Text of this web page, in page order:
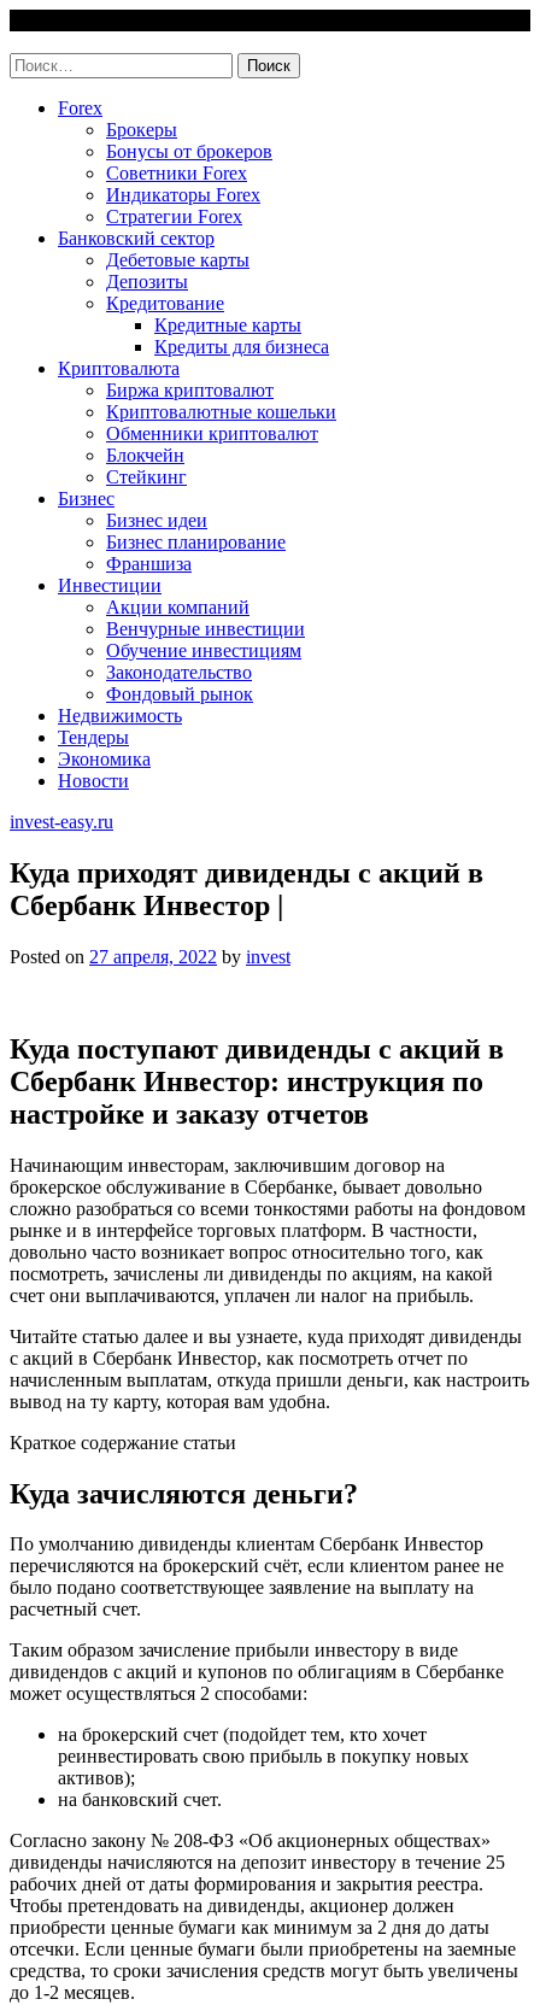
content
Найти:
Forex
Брокеры
Бонусы от брокеров
Советники Forex
Индикаторы Forex
Стратегии Forex
Банковский сектор
Дебетовые карты
Депозиты
Кредитование
Кредитные карты
Кредиты для бизнеса
Криптовалюта
Биржа криптовалют
Криптовалютные кошельки
Обменники криптовалют
Блокчейн
Стейкинг
Бизнес
Бизнес идеи
Бизнес планирование
Франшиза
Инвестиции
Акции компаний
Венчурные инвестиции
Обучение инвестициям
Законодательство
Фондовый рынок
Недвижимость
Тендеры
Экономика
Новости
invest-easy.ru
Куда приходят дивиденды с акций в
Сбербанк Инвестор |
Posted on 27 апреля, 2022 by invest
Куда поступают дивиденды с акций в
Сбербанк Инвестор: инструкция по
настройке и заказу отчетов
Начинающим инвесторам, заключившим договор на
брокерское обслуживание в Сбербанке, бывает довольно
сложно разобраться со всеми тонкостями работы на фондовом
рынке и в интерфейсе торговых платформ. В частности,
довольно часто возникает вопрос относительно того, как
посмотреть, зачислены ли дивиденды по акциям, на какой
счет они выплачиваются, уплачен ли налог на прибыль.
Читайте статью далее и вы узнаете, куда приходят дивиденды
с акций в Сбербанк Инвестор, как посмотреть отчет по
начисленным выплатам, откуда пришли деньги, как настроить
вывод на ту карту, которая вам удобна.
Краткое содержание статьи
Куда зачисляются деньги?
По умолчанию дивиденды клиентам Сбербанк Инвестор
перечисляются на брокерский счёт, если клиентом ранее не
было подано соответствующее заявление на выплату на
расчетный счет.
Таким образом зачисление прибыли инвестору в виде
дивидендов с акций и купонов по облигациям в Сбербанке
может осуществляться 2 способами:
на брокерский счет (подойдет тем, кто хочет
реинвестировать свою прибыль в покупку новых
активов);
на банковский счет.
Согласно закону № 208-ФЗ «Об акционерных обществах»
дивиденды начисляются на депозит инвестору в течение 25
рабочих дней от даты формирования и закрытия реестра.
Чтобы претендовать на дивиденды, акционер должен
приобрести ценные бумаги как минимум за 2 дня до даты
отсечки. Если ценные бумаги были приобретены на заемные
средства, то сроки зачисления средств могут быть увеличены
до 1-2 месяцев.